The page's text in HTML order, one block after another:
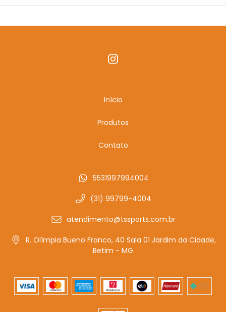
Início
Produtos
Contato
5531997994004
(31) 99799-4004
atendimento@tssports.com.br
R. Olímpia Bueno Franco, 40 Sala 01 Jardim da Cidade,
Betim - MG